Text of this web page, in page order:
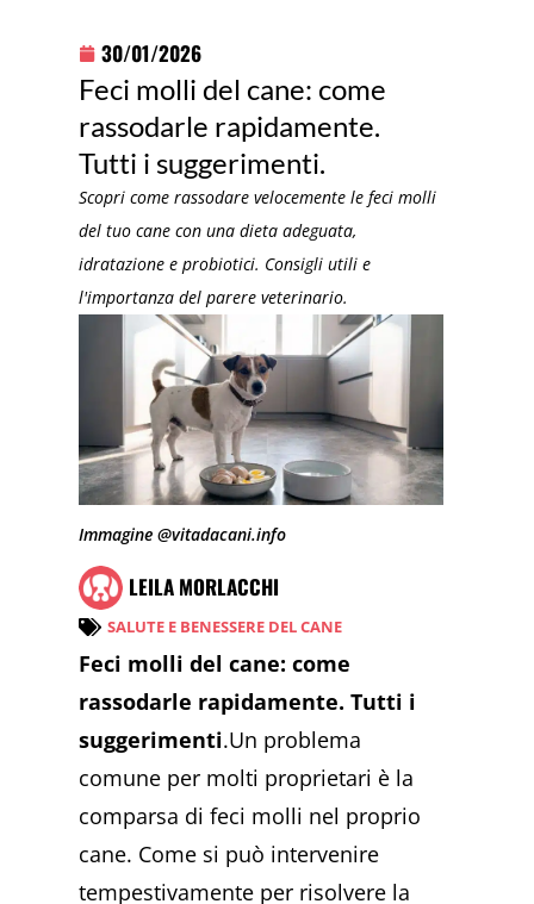
30/01/2026
Feci molli del cane: come
rassodarle rapidamente.
Tutti i suggerimenti.
Scopri come rassodare velocemente le feci molli
del tuo cane con una dieta adeguata,
idratazione e probiotici. Consigli utili e
l'importanza del parere veterinario.
Immagine @vitadacani.info
LEILA MORLACCHI
SALUTE E BENESSERE DEL CANE
Feci molli del cane: come
rassodarle rapidamente. Tutti i
suggerimenti.Un problema
comune per molti proprietari è la
comparsa di feci molli nel proprio
cane. Come si può intervenire
tempestivamente per risolvere la